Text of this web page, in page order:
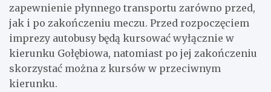
zapewnienie płynnego transportu zarówno przed,
jak i po zakończeniu meczu. Przed rozpoczęciem
imprezy autobusy będą kursować wyłącznie w
kierunku Gołębiowa, natomiast po jej zakończeniu
skorzystać można z kursów w przeciwnym
kierunku.